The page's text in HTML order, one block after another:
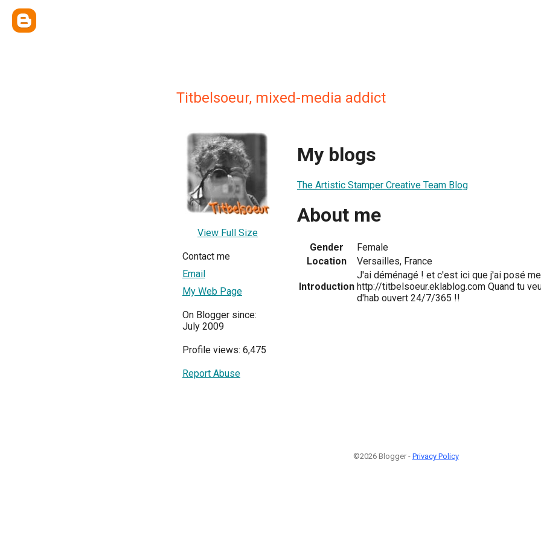
Titbelsoeur, mixed-media addict
View Full Size
Contact me
Email
My Web Page
On Blogger since:
July 2009
Profile views: 6,475
Report Abuse
My blogs
The Artistic Stamper Creative Team Blog
About me
Gender
Female
Location
Versailles, France
Introduction
J'ai déménagé ! et c'est ici que j'ai posé
http://titbelsoeur.eklablog.com Quand tu
d'hab ouvert 24/7/365 !!
©2026 Blogger - Privacy Policy